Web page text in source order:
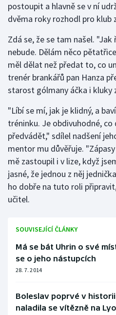
Rychlostní kanoistika
Short track
Sportovní střelba
Stolní tenis
Veslování
Vodní slalom
Volejbal
Ostatní
postoupit a hlavně se v ní
dvěma roky rozhodl pro klub
Zdá se, že se tam našel.
nebude. Dělám něco
měl dělat než předat to, co
trenér brankářů pan Hanza
starost gólmany áčka i kluky
"Líbí se mí, jak je klidný, a
tréninku. Je obdivuhodné,
předvádět," sdílel nadšení
mentor mu důvěřuje.
mě zastoupil i v lize, když
jasné, že jednou z něj
ho dobře na tuto roli
učitel.
SOUVISEJÍCÍ ČLÁNKY
Má se bát Uhrin o své
se o jeho nástupcích
28. 7. 2014
Boleslav poprvé v
naladila se vítězně na